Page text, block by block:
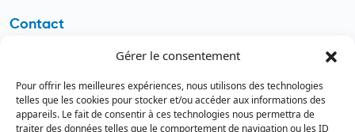
Gérer le consentement
Pour offrir les meilleures expériences, nous utilisons des technologies
telles que les cookies pour stocker et/ou accéder aux informations des
appareils. Le fait de consentir à ces technologies nous permettra de
traiter des données telles que le comportement de navigation ou les ID
Contact
secretariat.batonnier@barreau
dutogo.tg
Téléphone